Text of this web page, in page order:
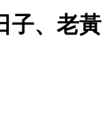
子、老黃